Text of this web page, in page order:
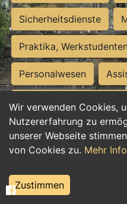
Wir verwenden Cookies,
Nutzererfahrung zu
unserer Webseite
von Cookies zu. Mehr
Zustimmen
Sicherheitsdienste
Praktika,
Personalwesen
Hilfskräfte, Aushilfs-
Einkauf, Logistik,
Weiterbildung, Studium,
Tourismus